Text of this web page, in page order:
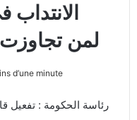
لمن تجاوزت
d’une minute